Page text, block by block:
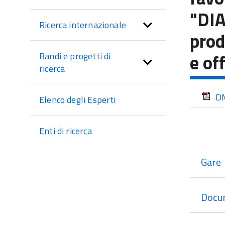
sezione
Ricerca internazionale
Bandi e progetti di
ricerca
Elenco degli Esperti
Enti di ricerca
e
Gare